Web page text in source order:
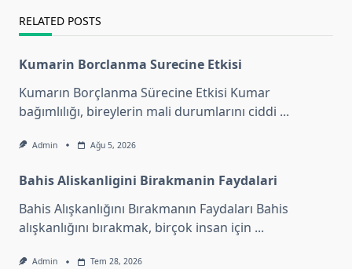
RELATED POSTS
Kumarin Borclanma Surecine Etkisi
Kumarın Borçlanma Sürecine Etkisi Kumar
bağımlılığı, bireylerin mali durumlarını ciddi ...
Admin Ağu 5, 2026
Bahis Aliskanligini Birakmanin Faydalari
Bahis Alışkanlığını Bırakmanın Faydaları Bahis
alışkanlığını bırakmak, birçok insan için ...
Admin Tem 28, 2026